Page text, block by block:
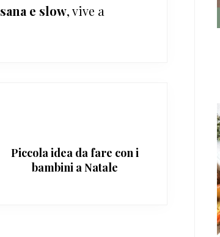
e slow, vive a
Piccola idea da fare con i
bambini a Natale